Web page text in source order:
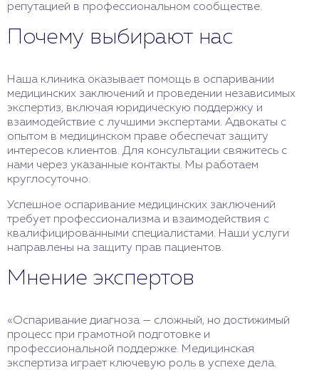
репутацией в профессиональном сообществе.
Почему выбирают нас
Наша клиника оказывает помощь в оспаривании
медицинских заключений и проведении независимых
экспертиз, включая юридическую поддержку и
взаимодействие с лучшими экспертами. Адвокаты с
опытом в медицинском праве обеспечат защиту
интересов клиентов. Для консультации свяжитесь с
нами через указанные контакты. Мы работаем
круглосуточно.
Успешное оспаривание медицинских заключений
требует профессионализма и взаимодействия с
квалифицированными специалистами. Наши услуги
направлены на защиту прав пациентов.
Мнение экспертов
«Оспаривание диагноза — сложный, но достижимый
процесс при грамотной подготовке и
профессиональной поддержке. Медицинская
экспертиза играет ключевую роль в успехе дела.